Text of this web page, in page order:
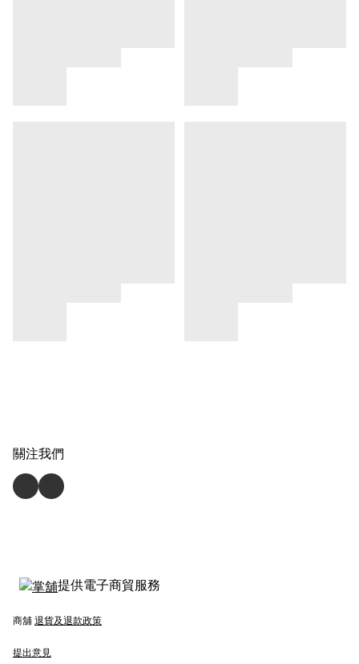
關注我們
提供電子商貿服務
商舖 退貨及退款政策
提出意見